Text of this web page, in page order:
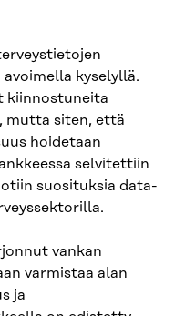
kyselyllä.
kiinnostuneita
mutta siten, että
hoidetaan
selvitettiin
suosituksia data-
vankan
varmistaa alan
ja